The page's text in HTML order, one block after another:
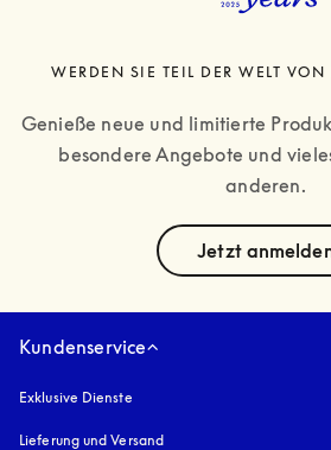
WERDEN SIE TEIL DER WELT
Genieße neue und limitierte
besondere Angebote und
anderen.
Jetzt
Kundenservice
Exklusive Dienste
Lieferung und Versand